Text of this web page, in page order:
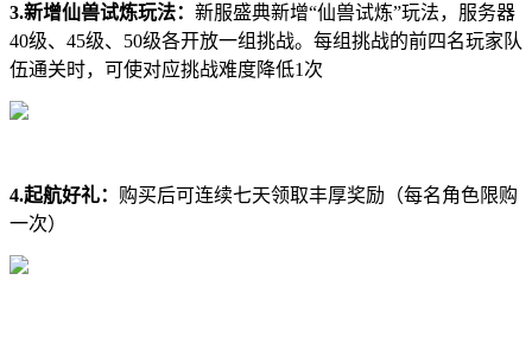
3.新增仙兽试炼玩法： 新服盛典新增“仙兽试炼”玩法，服务器
40级、45级、50级各开放一组挑战。每组挑战的前四名玩家队
伍通关时，可使对应挑战难度降低1次
4.起航好礼： 购买后可连续七天领取丰厚奖励（每名角色限购
一次）